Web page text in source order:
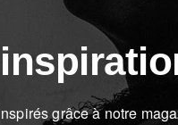
grâce à notre